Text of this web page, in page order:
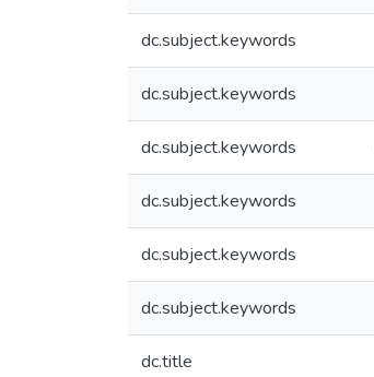
dc.subject.keywords
dc.subject.keywords
dc.subject.keywords
dc.subject.keywords
dc.subject.keywords
dc.subject.keywords
dc.title